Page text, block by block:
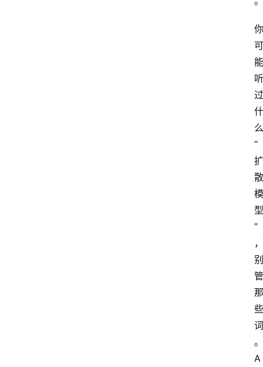
你
可
能
听
过
什
么
“
扩
散
模
型
”
，
别
管
那
些
词
。
A